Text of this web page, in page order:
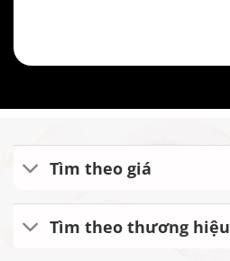
Tìm theo giá
Tìm theo thương hiệu